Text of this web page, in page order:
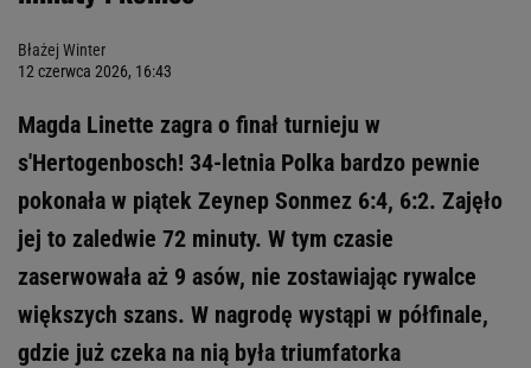
Błażej Winter
12 czerwca 2026, 16:43
Magda Linette zagra o finał turnieju w
s'Hertogenbosch! 34-letnia Polka bardzo pewnie
pokonała w piątek Zeynep Sonmez 6:4, 6:2. Zajęło
jej to zaledwie 72 minuty. W tym czasie
zaserwowała aż 9 asów, nie zostawiając rywalce
większych szans. W nagrodę wystąpi w półfinale,
gdzie już czeka na nią była triumfatorka